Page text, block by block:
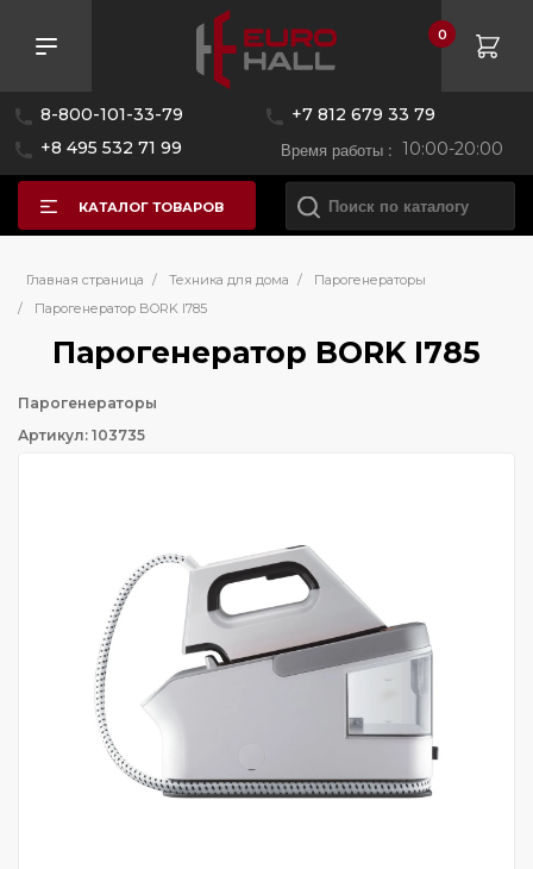
8-800-101-33-79
+7 812 679 33 79
+8 495 532 71 99
Время работы : 10:00-20:00
0
КАТАЛОГ ТОВАРОВ
Главная страница / Техника для дома /
Парогенераторы
/
Парогенератор BORK I785
Парогенератор BORK I785
Парогенераторы
Артикул: 103735